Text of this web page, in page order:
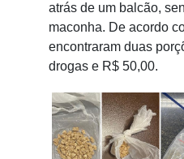
atrás de um balcão,
maconha. De acordo
encontraram duas
drogas e R$ 50,00.